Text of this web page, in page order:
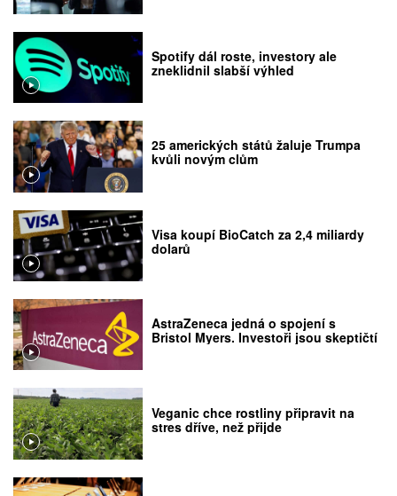
Spotify dál roste, investory ale
zneklidnil slabší výhled
25 amerických států žaluje Trumpa
kvůli novým clům
Visa koupí BioCatch za 2,4 miliardy
dolarů
AstraZeneca jedná o spojení s
Bristol Myers. Investoři jsou skeptičtí
Veganic chce rostliny připravit na
stres dříve, než přijde